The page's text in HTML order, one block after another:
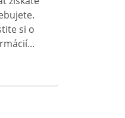
si o